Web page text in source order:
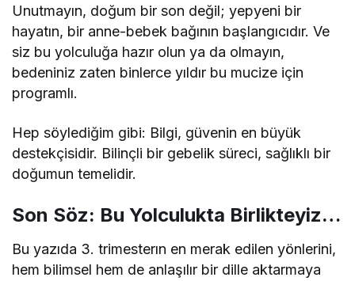
Unutmayın, doğum bir son değil; yepyeni bir
hayatın, bir anne-bebek bağının başlangıcıdır. Ve
siz bu yolculuğa hazır olun ya da olmayın,
bedeniniz zaten binlerce yıldır bu mucize için
programlı.
Hep söylediğim gibi: Bilgi, güvenin en büyük
destekçisidir. Bilinçli bir gebelik süreci, sağlıklı bir
doğumun temelidir.
Son Söz: Bu Yolculukta Birlikteyiz…
Bu yazıda 3. trimesterın en merak edilen yönlerini,
hem bilimsel hem de anlaşılır bir dille aktarmaya